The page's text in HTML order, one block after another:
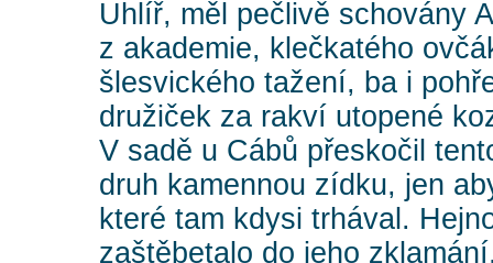
Uhlíř, měl pečlivě schovány
z akademie, klečkatého
šlesvického tažení, ba i
družiček za rakví utopené
V sadě u Cábů přeskočil
druh kamennou zídku, jen
které tam kdysi trhával.
zaštěbetalo do jeho